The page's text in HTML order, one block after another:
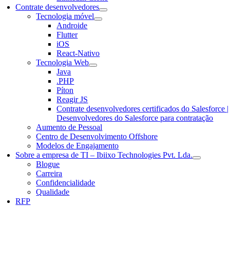
Contrate desenvolvedores
Tecnologia móvel
Androide
Flutter
iOS
React-Nativo
Tecnologia Web
Java
.PHP
Píton
Reagir JS
Contrate desenvolvedores certificados do Salesforce |
Desenvolvedores do Salesforce para contratação
Aumento de Pessoal
Centro de Desenvolvimento Offshore
Modelos de Engajamento
Sobre a empresa de TI – Ibiixo Technologies Pvt. Lda.
Blogue
Carreira
Confidencialidade
Qualidade
RFP